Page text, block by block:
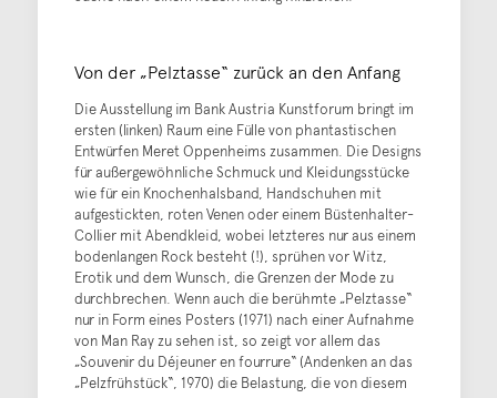
Von der „Pelztasse“ zurück an den Anfang
Die Ausstellung im Bank Austria Kunstforum bringt im
ersten (linken) Raum eine Fülle von phantastischen
Entwürfen Meret Oppenheims zusammen. Die Designs
für außergewöhnliche Schmuck und Kleidungsstücke
wie für ein Knochenhalsband, Handschuhen mit
aufgestickten, roten Venen oder einem Büstenhalter-
Collier mit Abendkleid, wobei letzteres nur aus einem
bodenlangen Rock besteht (!), sprühen vor Witz,
Erotik und dem Wunsch, die Grenzen der Mode zu
durchbrechen. Wenn auch die berühmte „Pelztasse“
nur in Form eines Posters (1971) nach einer Aufnahme
von Man Ray zu sehen ist, so zeigt vor allem das
„Souvenir du Déjeuner en fourrure“ (Andenken an das
„Pelzfrühstück“, 1970) die Belastung, die von diesem